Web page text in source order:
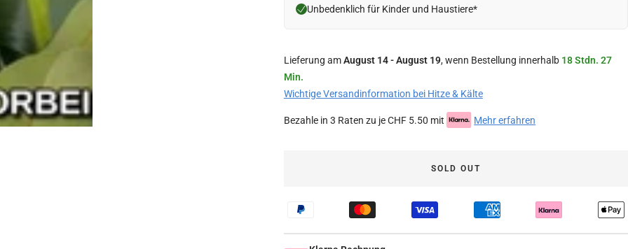
Unbedenklich für Kinder und Haustiere*
Lieferung amAugust 14 - August 19, wenn Bestellung innerhalb 18 Stdn. 27
Min.
Wichtige Versandinformation bei Hitze & Kälte
Bezahle in 3 Raten zu je CHF 5.50 mit Mehr erfahren
SOLD OUT